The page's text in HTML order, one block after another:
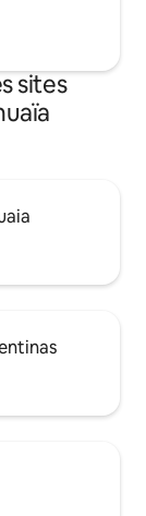
sites